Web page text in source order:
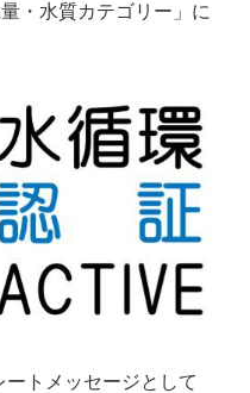
・水質カテゴリー」に
トメッセージとして